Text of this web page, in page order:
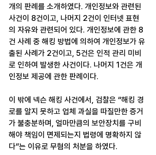
개의 판례를 소개하였다. 개인정보와 관련된
사건이 8건이고, 나머지 2건이 인터넷 표현
의 자유와 관련되어 있다. 개인정보에 관한 8
건 사례 중 해킹 방법에 의하여 개인정보가 유
출된 사례가 2건이고, 5건은 인적 관리 미비
로 인하여 발생한 사건이다. 나머지 1건은 개
인정보 제공에 관한 판례이다.
이 밖에 넥슨 해킹 사건에서, 검찰은 “해킹 경
로를 알지 못하고 업체 과실을 따질만한 증거
가 불충분하며, 얼마만큼의 보안장치를 구비
해야 책임이 면제되는지 법령에 명확하지 않
다”는 이유로 무혐의 처분을 하였다.